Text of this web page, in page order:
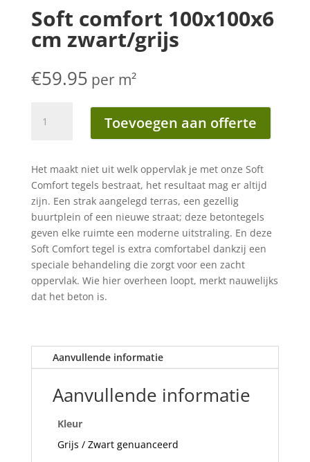
Soft comfort 100x100x6
cm zwart/grijs
€59.95 per m²
comfort
zwart/grijs
aantal
Toevoegen aan offerte
Het maakt niet uit welk oppervlak je met onze Soft
Comfort tegels bestraat, het resultaat mag er altijd
zijn. Een strak aangelegd terras, een gezellig
buurtplein of een nieuwe straat; deze betontegels
geven elke ruimte een moderne uitstraling. En deze
Soft Comfort tegel is extra comfortabel dankzij een
speciale behandeling die zorgt voor een zacht
oppervlak. Wie hier overheen loopt, merkt nauwelijks
dat het beton is.
Aanvullende informatie
Aanvullende informatie
Kleur
Grijs / Zwart genuanceerd